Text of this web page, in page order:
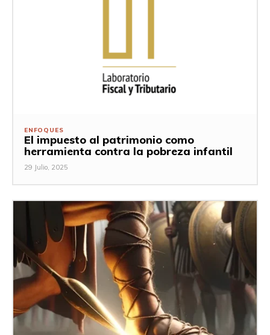
ENFOQUES
El impuesto al patrimonio como
herramienta contra la pobreza infantil
29 Julio, 2025